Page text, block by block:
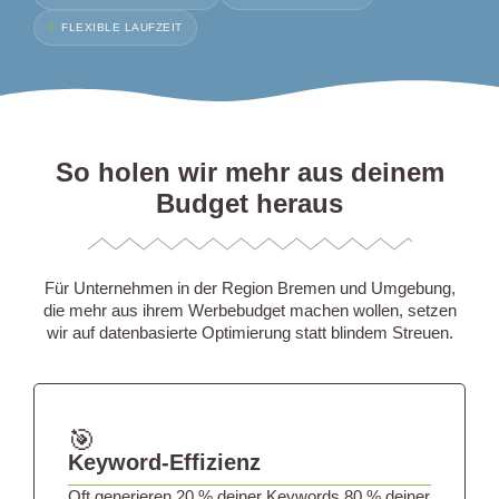
FLEXIBLE LAUFZEIT
So holen wir mehr aus deinem
Budget heraus
Für Unternehmen in der Region Bremen und Umgebung,
die mehr aus ihrem Werbebudget machen wollen, setzen
wir auf datenbasierte Optimierung statt blindem Streuen.
🎯
Keyword-Effizienz